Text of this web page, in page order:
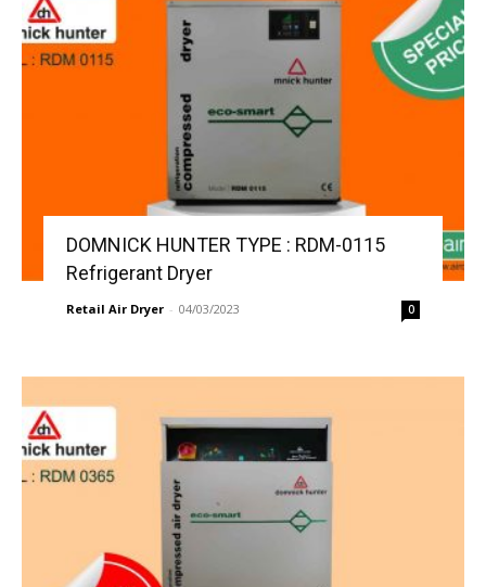
DOMNICK HUNTER TYPE : RDM-0115
Refrigerant Dryer
Retail Air Dryer - 04/03/2023 0